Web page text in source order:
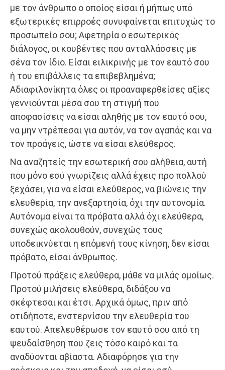
με τον άνθρωπο ο οποίος είσαι ή μήπως υπό
εξωτερικές επιρροές συνυφαίνεται επιτυχώς το
προσωπείο σου; Αφετηρία ο εσωτερικός
διάλογος, οι κουβέντες που ανταλλάσσεις με
σένα τον ίδιο. Είσαι ειλικρινής με τον εαυτό σου
ή του επιβάλλεις τα επιβεβλημένα;
Αδιαφιλονίκητα όλες οι προαναφερθείσες αξίες
γεννιούνται μέσα σου τη στιγμή που
αποφασίσεις να είσαι αληθής με τον εαυτό σου,
να μην ντρέπεσαι για αυτόν, να τον αγαπάς και να
τον προάγεις, ώστε να είσαι ελεύθερος.
Να αναζητείς την εσωτερική σου αλήθεια, αυτή
που μόνο εσύ γνωρίζεις αλλά έχεις προ πολλού
ξεχάσει, για να είσαι ελεύθερος, να βιώνεις την
ελευθερία, την ανεξαρτησία, όχι την αυτονομία.
Αυτόνομα είναι τα πρόβατα αλλά όχι ελεύθερα,
συνεχώς ακολουθούν, συνεχώς τους
υποδεικνύεται η επόμενή τους κίνηση, δεν είσαι
πρόβατο, είσαι άνθρωπος.
Προτού πράξεις ελεύθερα, μάθε να μιλάς ομοίως.
Προτού μιλήσεις ελεύθερα, διδάξου να
σκέφτεσαι και έτσι. Αρχικά όμως, πριν από
οτιδήποτε, ενστερνίσου την ελευθερία του
εαυτού. Απελευθέρωσε τον εαυτό σου από τη
ψευδαίσθηση που ζεις τόσο καιρό και τα
αναδύονται αβίαστα. Αδιαφόρησε για την